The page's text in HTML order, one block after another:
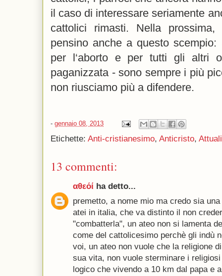
il caso di interessare seriamente
cattolici rimasti. Nella prossima,
pensino anche a questo
per l‘aborto e per tutti gli altri
paganizzata - sono sempre i più
non riusciamo più a difendere.
- gennaio 08, 2013
Etichette: Anti-cristianesimo, Anticristo,
13 commenti:
αθεόί ha detto...
premetto, a nome mio ma credo sia
atei in italia, che va distinto il non
"combatterla", un ateo non si lamenta
come del cattolicesimo perchè gli indù
voi, un ateo non vuole che la religione
sua vita, non vuole sterminare i
logico che vivendo a 10 km dal papa e